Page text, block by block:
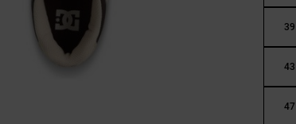
39
43
47